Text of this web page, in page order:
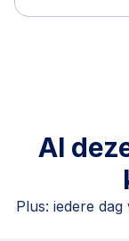
Al
Plus: iedere